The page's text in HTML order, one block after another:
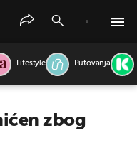
Lifestyle Putovanja
zbog